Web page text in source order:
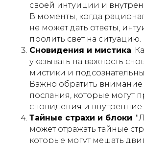
своей интуиции и
В моменты, когда
не может дать ответы,
пролить свет на ситуацию.
Сновидения и мистика:
указывать на важность
мистики и
Важно обратить
послания, которые могут
сновидения и внутренние
Тайные страхи и блоки:
может отражать тайные
которые могут мешать